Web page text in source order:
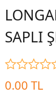
SAPLI
0.00 TL